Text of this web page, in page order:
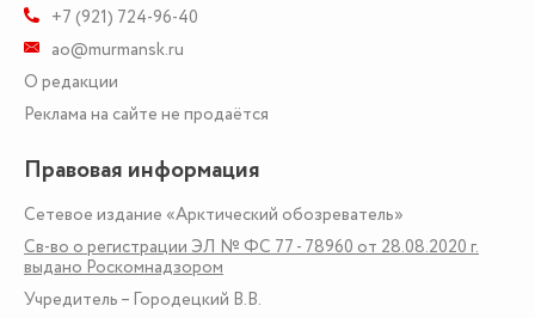
+7 (921) 724-96-40
ao@murmansk.ru
О редакции
Реклама на сайте не продаётся
Правовая информация
Сетевое издание «Арктический обозреватель»
Св-во о регистрации ЭЛ № ФС 77 - 78960 от 28.08.2020 г.
выдано Роскомнадзором
Учредитель – Городецкий В.В.